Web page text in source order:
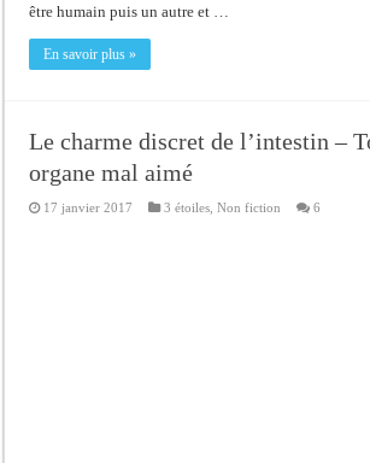
être humain puis un autre et …
En savoir plus »
Le charme discret de l’intestin –
organe mal aimé
17 janvier 2017 3 étoiles ,Non fiction 6